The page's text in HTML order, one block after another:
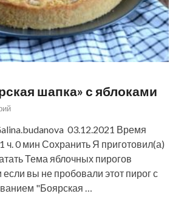
шапка» с яблоками
03.12.2021 Время
ч. 0 мин Сохранить Я приготовил(а)
Тема яблочных пирогов
вы не пробовали этот пирог с
"Боярская …